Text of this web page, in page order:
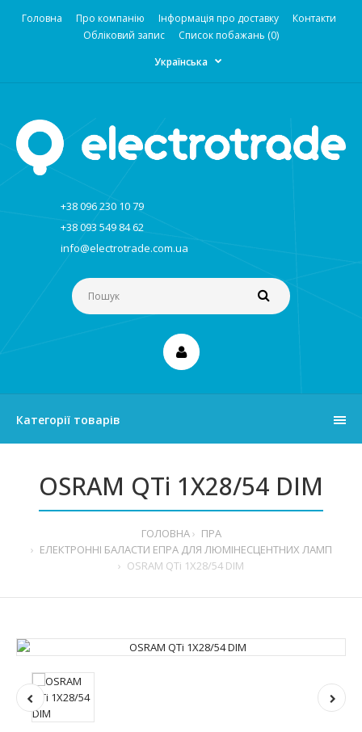
Головна Про компанію Інформація про доставку
Контакти
Обліковий запис
Список побажань (0)
Українська
+38 096 230 10 79
+38 093 549 84 62
info@electrotrade.com.ua
Категорії товарів
OSRAM QTi 1X28/54 DIM
ГОЛОВНА
ПРА
ЕЛЕКТРОННІ БАЛАСТИ ЕПРА ДЛЯ ЛЮМІНЕСЦЕНТНИХ ЛАМП
OSRAM QTi 1X28/54 DIM